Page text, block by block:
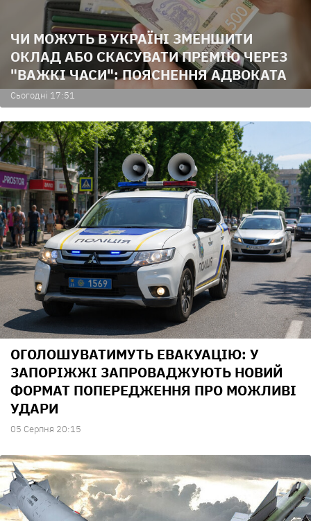
ЧИ МОЖУТЬ В УКРАЇНІ ЗМЕНШИТИ
ОКЛАД АБО СКАСУВАТИ ПРЕМІЮ ЧЕРЕЗ
"ВАЖКІ ЧАСИ": ПОЯСНЕННЯ АДВОКАТА
Сьогодні 17:51
ОГОЛОШУВАТИМУТЬ ЕВАКУАЦІЮ: У
ЗАПОРІЖЖІ ЗАПРОВАДЖУЮТЬ НОВИЙ
ФОРМАТ ПОПЕРЕДЖЕННЯ ПРО МОЖЛИВІ
УДАРИ
05 Серпня 20:15